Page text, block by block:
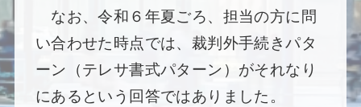
なお、令和６年夏ごろ、担当の方に問
い合わせた時点では、裁判外手続きパタ
ーン（テレサ書式パターン）がそれなり
にあるという回答ではありました。